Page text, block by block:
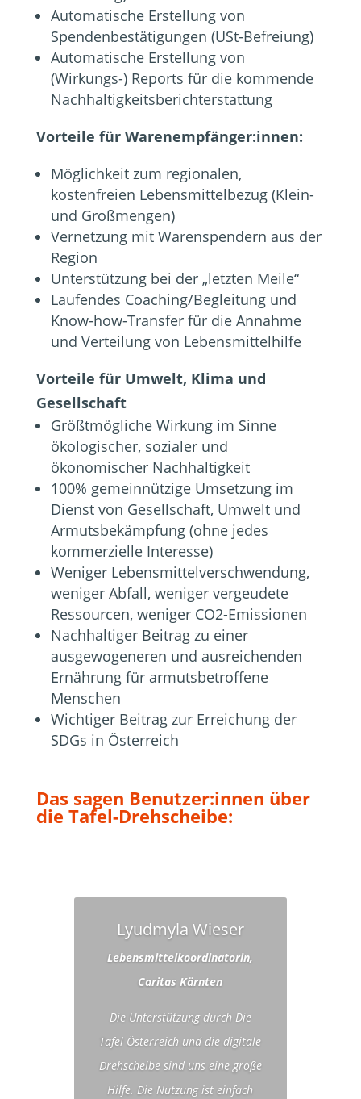
Automatische Erstellung von
Spendenbestätigungen (USt-Befreiung)
Automatische Erstellung von
(Wirkungs-) Reports für die kommende
Nachhaltigkeitsberichterstattung
Vorteile für Warenempfänger:innen:
Möglichkeit zum regionalen,
kostenfreien Lebensmittelbezug (Klein-
und Großmengen)
Vernetzung mit Warenspendern aus der
Region
Unterstützung bei der „letzten Meile“
Laufendes Coaching/Begleitung und
Know-how-Transfer für die Annahme
und Verteilung von Lebensmittelhilfe
Vorteile für Umwelt, Klima und
Gesellschaft
Größtmögliche Wirkung im Sinne
ökologischer, sozialer und
ökonomischer Nachhaltigkeit
100% gemeinnützige Umsetzung im
Dienst von Gesellschaft, Umwelt und
Armutsbekämpfung (ohne jedes
kommerzielle Interesse)
Weniger Lebensmittelverschwendung,
weniger Abfall, weniger vergeudete
Ressourcen, weniger CO2-Emissionen
Nachhaltiger Beitrag zu einer
ausgewogeneren und ausreichenden
Ernährung für armutsbetroffene
Menschen
Wichtiger Beitrag zur Erreichung der
SDGs in Österreich
Das sagen Benutzer:innen über
die Tafel-Drehscheibe:
Lyudmyla Wieser
Lebensmittelkoordinatorin,
Caritas Kärnten
Die Unterstützung durch Die
Tafel Österreich und die digitale
Drehscheibe sind uns eine große
Hilfe. Die Nutzung ist einfach